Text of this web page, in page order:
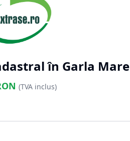
în Garla Mare
(TVA inclus)